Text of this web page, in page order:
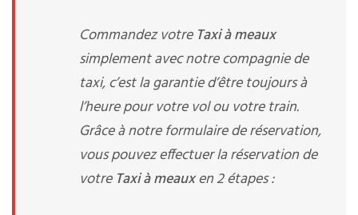
Commandez votre Taxi à meaux
simplement avec notre compagnie de
taxi, c’est la garantie d’être toujours à
l’heure pour votre vol ou votre train.
Grâce à notre formulaire de réservation,
vous pouvez effectuer la réservation de
votre Taxi à meauxen 2 étapes :